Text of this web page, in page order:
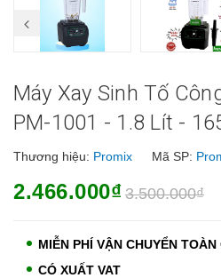
Máy Xay Sinh Tố
PM-1001 - 1.8 Lít -
Thương hiệu: Promix Mã SP:
2.466.000₫ 3.500.000₫
MIỄN PHÍ VẬN CHUYỂN TOÀN
CÓ XUẤT VAT